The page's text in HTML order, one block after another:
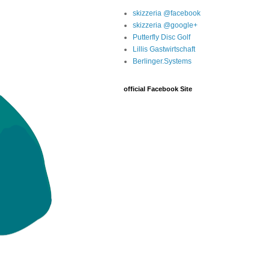
skizzeria @facebook
skizzeria @google+
Putterfly Disc Golf
Lillis Gastwirtschaft
Berlinger.Systems
official Facebook Site